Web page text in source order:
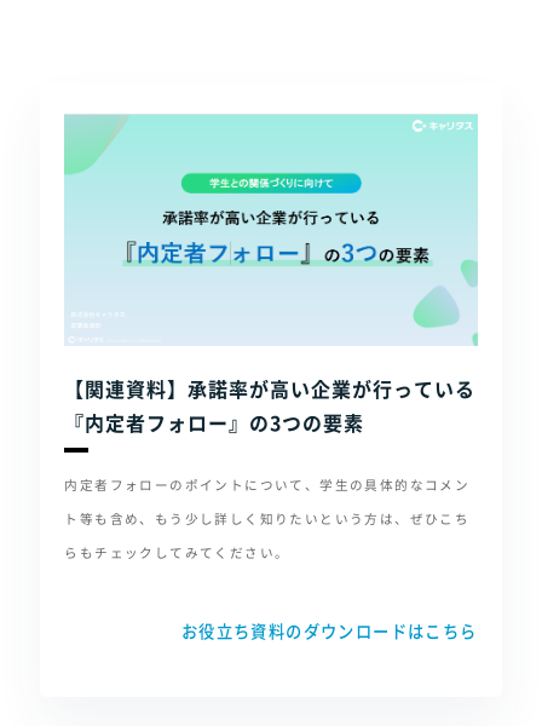
【関連資料】承諾率が高い企業が行っている
『内定者フォロー』の3つの要素
内定者フォローのポイントについて、学生の具体的なコメン
ト等も含め、もう少し詳しく知りたいという方は、ぜひこち
らもチェックしてみてください。
お役立ち資料のダウンロードはこちら